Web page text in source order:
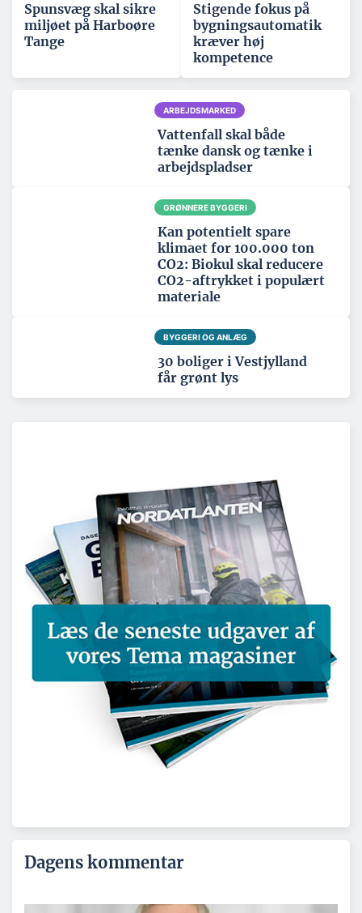
Spunsvæg skal sikre
miljøet på Harboøre
Tange
Stigende fokus på
bygningsautomatik
kræver høj
kompetence
ARBEJDSMARKED
Vattenfall skal både
tænke dansk og tænke i
arbejdspladser
GRØNNERE BYGGERI
Kan potentielt spare
klimaet for 100.000 ton
CO2: Biokul skal reducere
CO2-aftrykket i populært
materiale
BYGGERI OG ANLÆG
30 boliger i Vestjylland
får grønt lys
Dagens kommentar